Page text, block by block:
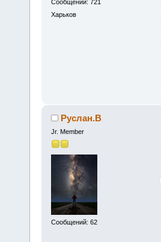
Сообщений: 721
Харьков
Руслан.В
Jr. Member
Сообщений: 62